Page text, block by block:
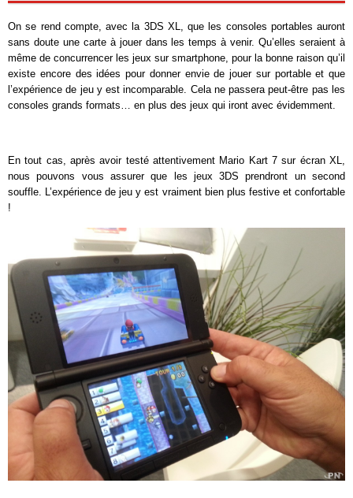
On se rend compte, avec la 3DS XL, que les consoles portables auront
sans doute une carte à jouer dans les temps à venir. Qu’elles seraient à
même de concurrencer les jeux sur smartphone, pour la bonne raison qu’il
existe encore des idées pour donner envie de jouer sur portable et que
l’expérience de jeu y est incomparable. Cela ne passera peut-être pas les
consoles grands formats… en plus des jeux qui iront avec évidemment.
En tout cas, après avoir testé attentivement Mario Kart 7 sur écran XL,
nous pouvons vous assurer que les jeux 3DS prendront un second
souffle. L’expérience de jeu y est vraiment bien plus festive et confortable
!